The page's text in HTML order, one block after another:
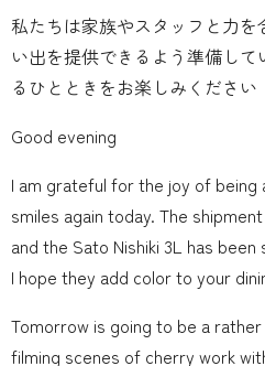
私たちは家族やスタッフと力
い出を提供できるよう準備し
るひとときをお楽しみください
Good evening
I am grateful for the joy of being
smiles again today. The
and the Sato Nishiki 3L has
I hope they add color to your
Tomorrow is going to be a rather
filming scenes of cherry work